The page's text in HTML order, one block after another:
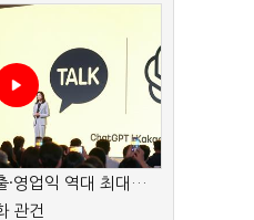
·영업익 역대 최대…
관건